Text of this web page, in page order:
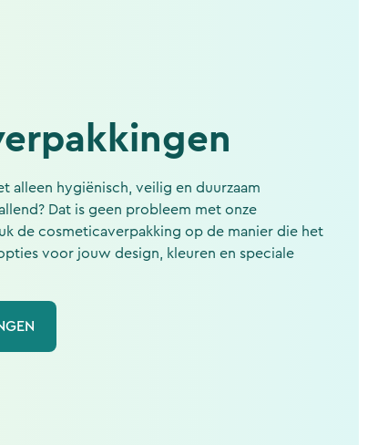
alleen hygiënisch, veilig en duurzaam
Dat is geen probleem met onze
de cosmeticaverpakking op de manier die het
voor jouw design, kleuren en speciale